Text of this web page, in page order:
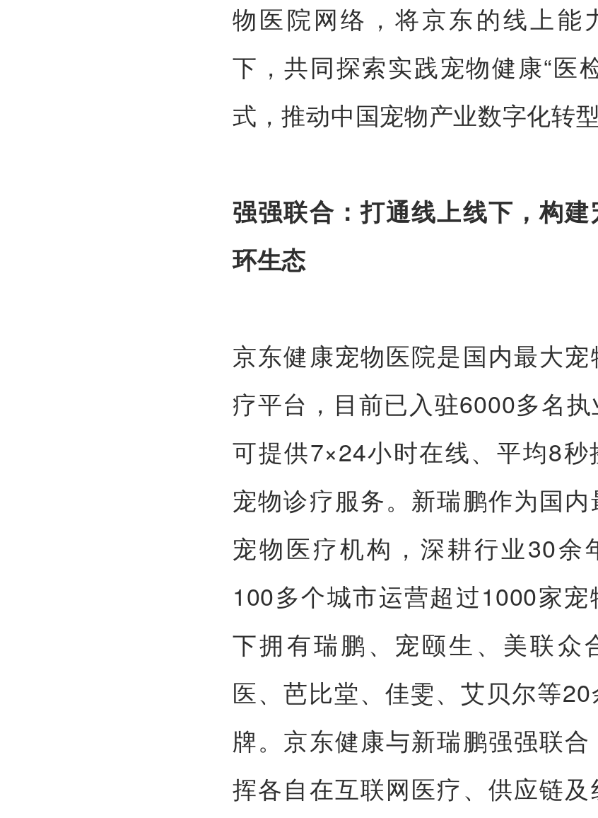
物医院网络，将京东的线上能
下，共同探索实践宠物健康“医
式，推动中国宠物产业数字化转型
强强联合：打通线上线下，构建
环生态
京东健康宠物医院是国内最大宠
疗平台，目前已入驻6000多名执
可提供7×24小时在线、平均8秒
宠物诊疗服务。新瑞鹏作为国内
宠物医疗机构，深耕行业30余
100多个城市运营超过1000家
下拥有瑞鹏、宠颐生、美联众
医、芭比堂、佳雯、艾贝尔等
牌。京东健康与新瑞鹏强强联
挥各自在互联网医疗、供应链及